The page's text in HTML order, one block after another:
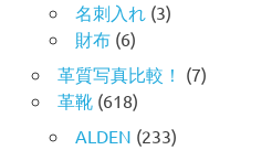
名刺入れ(3)
財布(6)
革質写真比較！ (7)
革靴(618)
ALDEN (233)